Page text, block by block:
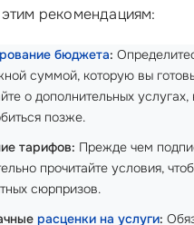
рекомендациям:
бюджета:
суммой, которую вы
о дополнительных услугах,
позже.
тарифов: Прежде чем
прочитайте условия,
сюрпризов.
расценки на услуги: